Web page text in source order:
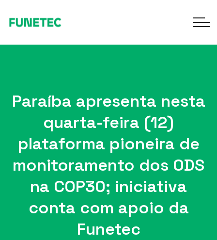
Paraíba apresenta nesta
quarta-feira (12)
plataforma pioneira de
monitoramento dos ODS
na COP30; iniciativa
conta com apoio da
Funetec